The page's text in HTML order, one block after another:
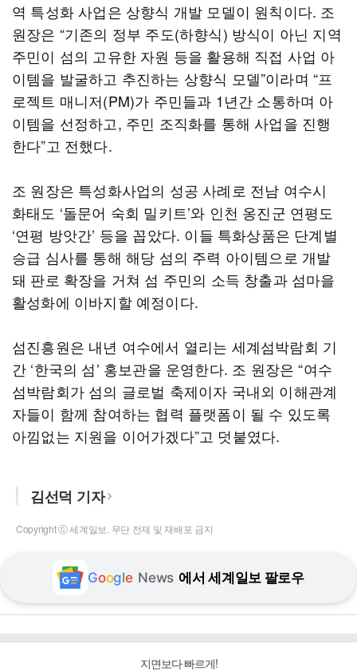
역 특성화 사업은 상향식 개발 모델이 원칙이다. 조
원장은 “​기존의 정부 주도(하향식) 방식이 아닌 지역
주민이 섬의 고유한 자원 등을 활용해 직접 사업 아
이템을 발굴하고 추진하는 상향식 모델”이라며 “프
로젝트 매니저(PM)가 주민들과 1년간 소통하며 아
이템을 선정하고, 주민 조직화를 통해 사업을 진행
한다”고 전했다.
조 원장은 특성화사업의 성공 사례로 전남 여수시
화태도 ‘돌문어 숙회 밀키트’와 인천 옹진군 연평도
‘연평 방앗간’ 등을 꼽았다. 이들 특화상품은 단계별
승급 심사를 통해 해당 섬의 주력 아이템으로 개발
돼 판로 확장을 거쳐 섬 주민의 소득 창출과 섬마을
활성화에 이바지할 예정이다.
섬진흥원은 내년 여수에서 열리는 세계섬박람회 기
간 ‘한국의 섬’ 홍보관을 운영한다. 조 원장은 “여수
섬박람회가 섬의 글로벌 축제이자 국내외 이해관계
자들이 함께 참여하는 협력 플랫폼이 될 수 있도록
아낌없는 지원을 이어가겠다”고 덧붙였다.
김선덕 기자
Copyright ⓒ 세계일보. 무단 전재 및 재배포 금지
Google News 에서 세계일보 팔로우
지면보다 빠르게!